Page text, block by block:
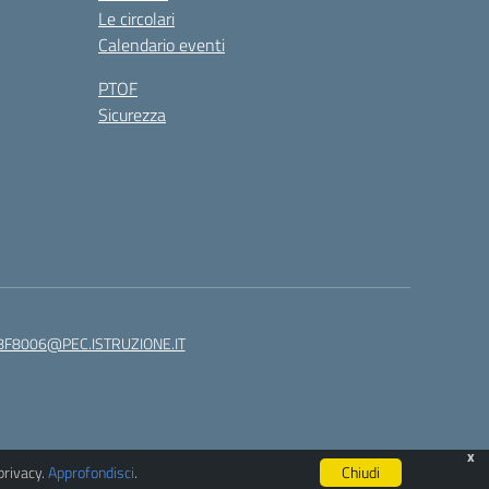
Le circolari
Calendario eventi
PTOF
Sicurezza
x
Approfondisci. Chiudi